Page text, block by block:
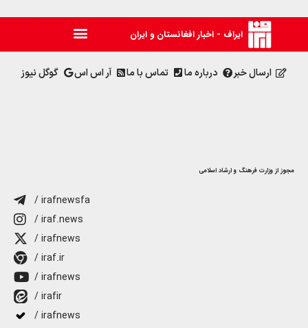
ایراف - اخبار افغانستان و ایران
ارسال خبر درباره ما تماس با ما آر اس اس گوگل نیوز
مجوز از وزارت فرهنگ و ارشاد اسلامی
/ irafnewsfa
/ iraf.news
/ irafnews
/ iraf.ir
/ irafnews
/ irafir
/ irafnews